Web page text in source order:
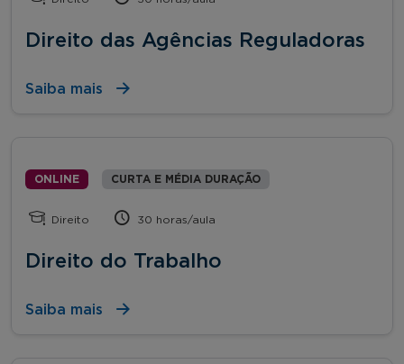
Direito das Agências Reguladoras
Saiba mais
ONLINE CURTA E MÉDIA DURAÇÃO
Direito 30 horas/aula
Direito do Trabalho
Saiba mais